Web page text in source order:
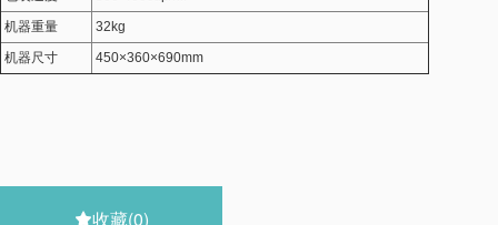
机器重量
32kg
机器尺寸
450×360×690mm
收藏(0)